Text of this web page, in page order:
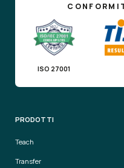
ISO 27001
PRODOTTI
Teach
Transfer